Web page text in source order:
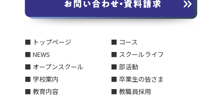
■ トップページ
■ NEWS
■ オープンスクール
■ 学校案内
■ 教育内容
■ コース
■ スクールライフ
■ 部活動
■ 卒業生の皆さま
■ 教職員採用